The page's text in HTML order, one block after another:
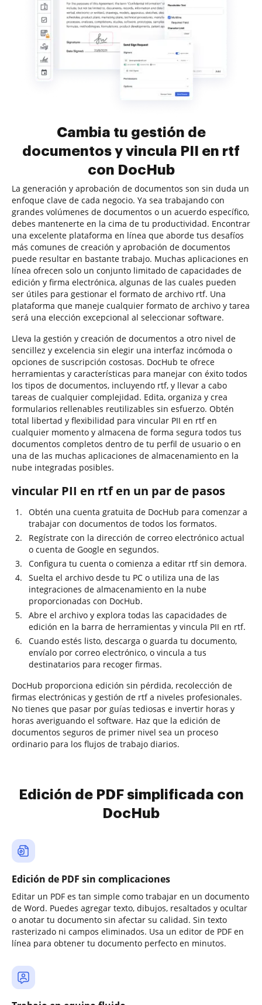
Cambia tu gestión de
documentos y vincula PII en rtf
con DocHub
La generación y aprobación de documentos son sin duda un
enfoque clave de cada negocio. Ya sea trabajando con
grandes volúmenes de documentos o un acuerdo específico,
debes mantenerte en la cima de tu productividad. Encontrar
una excelente plataforma en línea que aborde tus desafíos
más comunes de creación y aprobación de documentos
puede resultar en bastante trabajo. Muchas aplicaciones en
línea ofrecen solo un conjunto limitado de capacidades de
edición y firma electrónica, algunas de las cuales pueden
ser útiles para gestionar el formato de archivo rtf. Una
plataforma que maneje cualquier formato de archivo y tarea
será una elección excepcional al seleccionar software.
Lleva la gestión y creación de documentos a otro nivel de
sencillez y excelencia sin elegir una interfaz incómoda o
opciones de suscripción costosas. DocHub te ofrece
herramientas y características para manejar con éxito todos
los tipos de documentos, incluyendo rtf, y llevar a cabo
tareas de cualquier complejidad. Edita, organiza y crea
formularios rellenables reutilizables sin esfuerzo. Obtén
total libertad y flexibilidad para vincular PII en rtf en
cualquier momento y almacena de forma segura todos tus
documentos completos dentro de tu perfil de usuario o en
una de las muchas aplicaciones de almacenamiento en la
nube integradas posibles.
vincular PII en rtf en un par de pasos
Obtén una cuenta gratuita de DocHub para comenzar a
trabajar con documentos de todos los formatos.
Regístrate con la dirección de correo electrónico actual
o cuenta de Google en segundos.
Configura tu cuenta o comienza a editar rtf sin demora.
Suelta el archivo desde tu PC o utiliza una de las
integraciones de almacenamiento en la nube
proporcionadas con DocHub.
Abre el archivo y explora todas las capacidades de
edición en la barra de herramientas y vincula PII en rtf.
Cuando estés listo, descarga o guarda tu documento,
envíalo por correo electrónico, o vincula a tus
destinatarios para recoger firmas.
DocHub proporciona edición sin pérdida, recolección de
firmas electrónicas y gestión de rtf a niveles profesionales.
No tienes que pasar por guías tediosas e invertir horas y
horas averiguando el software. Haz que la edición de
documentos seguros de primer nivel sea un proceso
ordinario para los flujos de trabajo diarios.
Edición de PDF simplificada con
DocHub
Edición de PDF sin complicaciones
Editar un PDF es tan simple como trabajar en un documento
de Word. Puedes agregar texto, dibujos, resaltados y ocultar
o anotar tu documento sin afectar su calidad. Sin texto
rasterizado ni campos eliminados. Usa un editor de PDF en
línea para obtener tu documento perfecto en minutos.